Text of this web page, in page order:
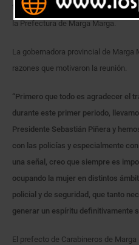
tenencias de Olmué y El Belloto, la
la Prefectura de Marga Marga.
La gobernadora provincial de Marga
razones que motivaron la reunión.
“Primero que todo es agradecer el
durante este primer periodo,
Presidente Sebastián Piñera y
con las policías y especialmente
una señal, creo que siempre es
ocupando la mujer en distintos
policial y de seguridad, que tanto
generar un espíritu definitivamente
El prefecto de Carabineros de